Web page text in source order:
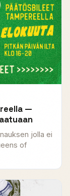
—
jolla ei
of